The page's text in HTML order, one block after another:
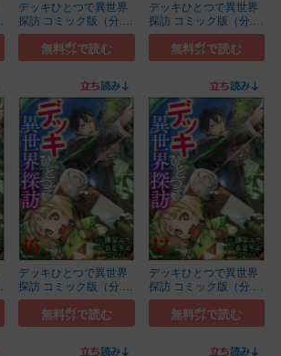
デッキひとつで異世界
探訪 コミック版（分...
(19)
無料㌽で読む
デッキひとつで異世界
探訪 コミック版（分...
(11)
無料㌽で読む
デッキひとつで異世界
探訪 コミック版（分...
(16)
無料㌽で読む
デッキひとつで異世界
探訪 コミック版（分...
(12)
無料㌽で読む